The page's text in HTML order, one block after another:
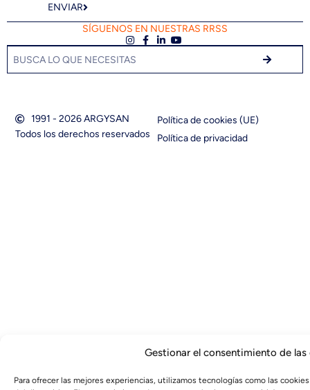
Gestionar el consentimiento de las
Para ofrecer las mejores experiencias, utilizamos tecnologías como las
ENVIAR
SÍGUENOS EN NUESTRAS RRSS
1991 - 2026 ARGYSAN
Todos los derechos reservados
Política de cookies (UE)
Política de privacidad